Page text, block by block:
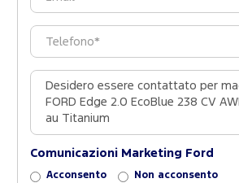
Comunicazioni Marketing Ford
Acconsento Non acconsento